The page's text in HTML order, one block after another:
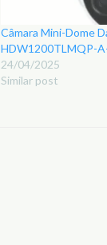
Câmara Mini-Dome
HDW1200TLMQP-
24/04/2025
Similar post